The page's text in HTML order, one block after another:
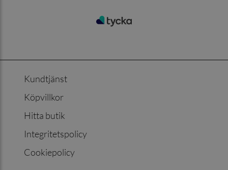
Kundtjänst
Köpvillkor
Hitta butik
Integritetspolicy
Cookiepolicy